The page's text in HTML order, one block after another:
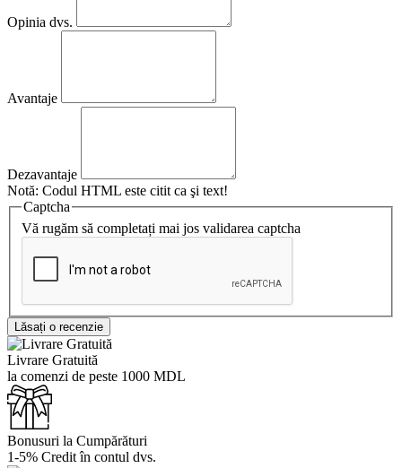
Opinia dvs.
Avantaje
Dezavantaje
Notă: Codul HTML este citit ca şi text!
Captcha
Vă rugăm să completați mai jos validarea captcha
Lăsați o recenzie
Livrare Gratuită
la comenzi de peste 1000 MDL
Bonusuri la Cumpărături
1-5% Credit în contul dvs.